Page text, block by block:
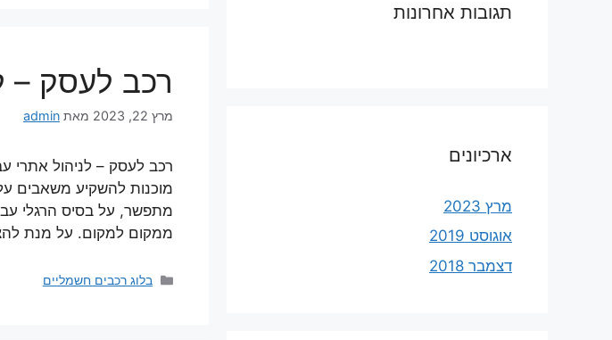
רכב לעסק –
מרץ 22, 2023 מאת admin
רכב לעסק – לניהול אתרי
מוכנות להשקיע משאבים
מתפשר, על בסיס הרגלי
ממקום למקום. על מנת
בלוג רכבים חשמליים
תגובות אחרונות
ארכיונים
מרץ 2023
אוגוסט 2019
דצמבר 2018